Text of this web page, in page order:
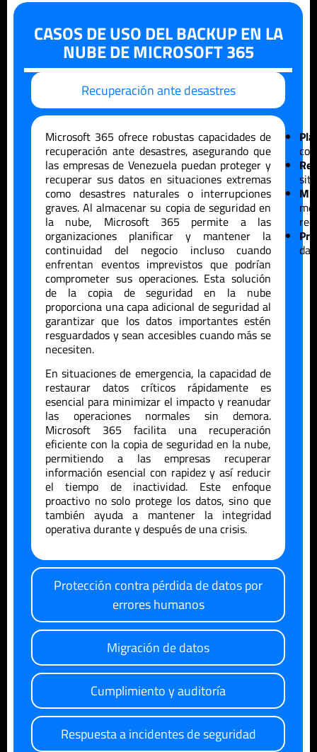
CASOS DE USO DEL BACKUP EN LA
NUBE DE MICROSOFT 365
Recuperación ante desastres
Protección contra pérdida de datos por
errores humanos
Migración de datos
Cumplimiento y auditoría
Respuesta a incidentes de seguridad
Microsoft 365 ofrece robustas capacidades de
recuperación ante desastres, asegurando que
las empresas de Venezuela puedan proteger y
recuperar sus datos en situaciones extremas
como desastres naturales o interrupciones
graves. Al almacenar su copia de seguridad en
la nube, Microsoft 365 permite a las
organizaciones planificar y mantener la
continuidad del negocio incluso cuando
enfrentan eventos imprevistos que podrían
comprometer sus operaciones. Esta solución
de la copia de seguridad en la nube
proporciona una capa adicional de seguridad al
garantizar que los datos importantes estén
resguardados y sean accesibles cuando más se
necesiten.
En situaciones de emergencia, la capacidad de
restaurar datos críticos rápidamente es
esencial para minimizar el impacto y reanudar
las operaciones normales sin demora.
Microsoft 365 facilita una recuperación
eficiente con la copia de seguridad en la nube,
permitiendo a las empresas recuperar
información esencial con rapidez y así reducir
el tiempo de inactividad. Este enfoque
proactivo no solo protege los datos, sino que
también ayuda a mantener la integridad
operativa durante y después de una crisis.